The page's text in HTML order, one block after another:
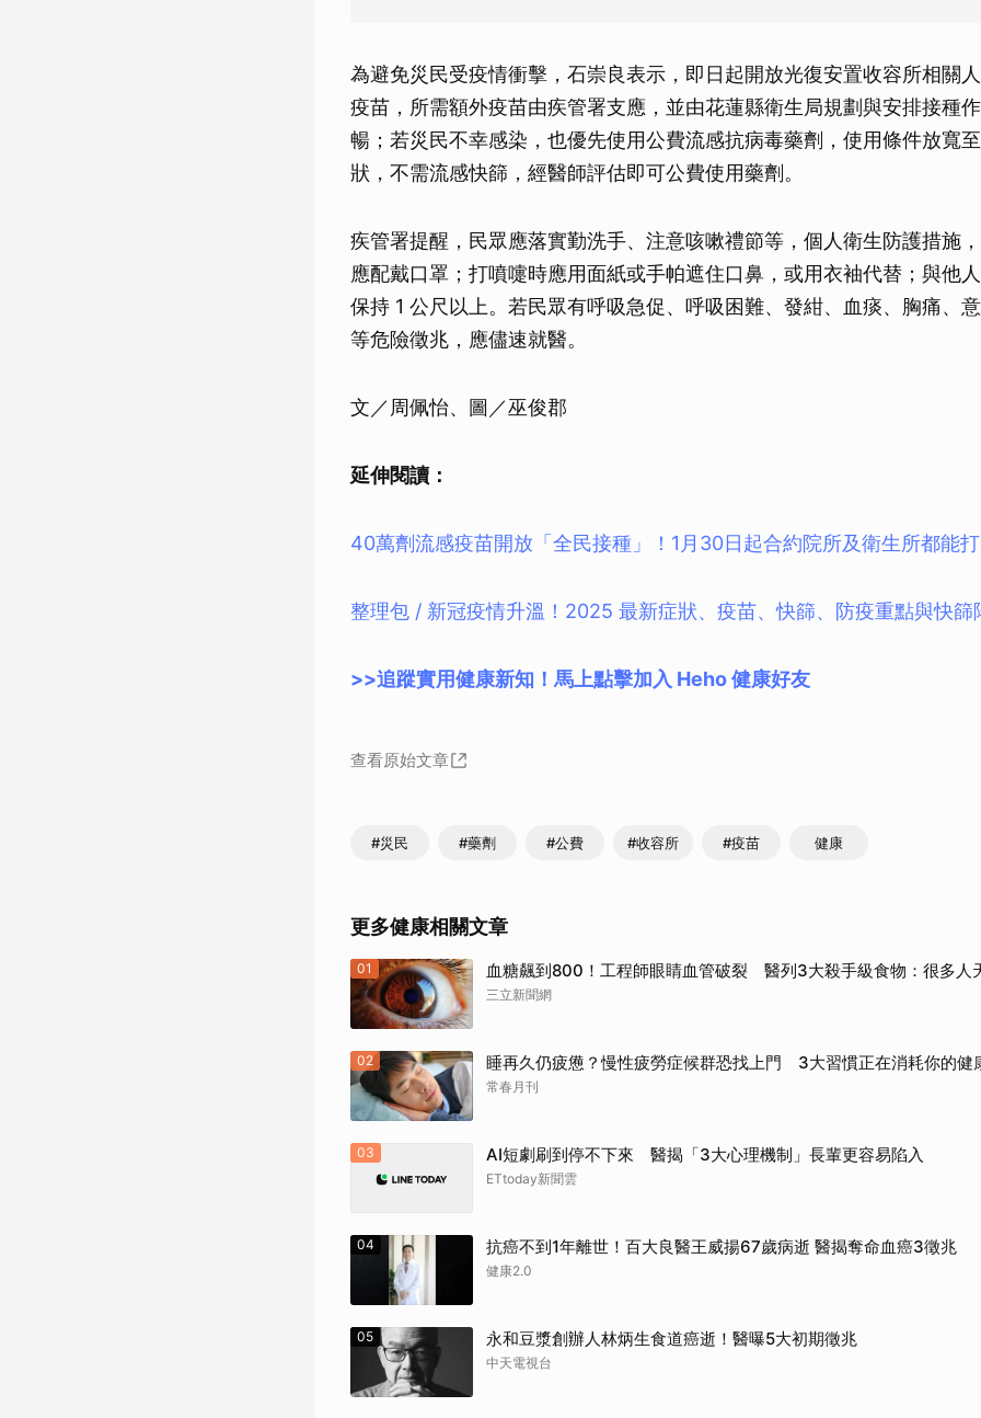
為避免災民受疫情衝擊，石崇良表示，即日起開放光復安置收容所相關
疫苗，所需額外疫苗由疾管署支應，並由花蓮縣衛生局規劃與安排接種
暢；若災民不幸感染，也優先使用公費流感抗病毒藥劑，使用條件放寬
狀，不需流感快篩，經醫師評估即可公費使用藥劑。
疾管署提醒，民眾應落實勤洗手、注意咳嗽禮節等，個人衛生防護措施
應配戴口罩；打噴嚏時應用面紙或手帕遮住口鼻，或用衣袖代替；與他
保持 1 公尺以上。若民眾有呼吸急促、呼吸困難、發紺、血痰、胸痛、
等危險徵兆，應儘速就醫。
文／周佩怡、圖／巫俊郡
延伸閱讀：
40萬劑流感疫苗開放「全民接種」！1月30日起合約院所及衛生所都能打
整理包 / 新冠疫情升溫！2025 最新症狀、疫苗、快篩、防疫重點與快篩
>>追蹤實用健康新知！馬上點擊加入 Heho 健康好友
查看原始文章
#災民 #藥劑 #公費 #收容所 #疫苗 健康
更多健康相關文章
01 血糖飆到800！工程師眼睛血管破裂 醫列3大殺手級食物：很多人
三立新聞網
02 睡再久仍疲憊？慢性疲勞症候群恐找上門 3大習慣正在消耗你的健
常春月刊
03 AI短劇刷到停不下來 醫揭「3大心理機制」長輩更容易陷入
ETtoday新聞雲
04 抗癌不到1年離世！百大良醫王威揚67歲病逝 醫揭奪命血癌3徵兆
健康2.0
05 永和豆漿創辦人林炳生食道癌逝！醫曝5大初期徵兆
中天電視台